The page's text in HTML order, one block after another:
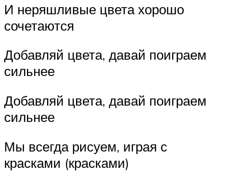
И неряшливые цвета хорошо
сочетаются
Добавляй цвета, давай поиграем
сильнее
Добавляй цвета, давай поиграем
сильнее
Мы всегда рисуем, играя с
красками (красками)